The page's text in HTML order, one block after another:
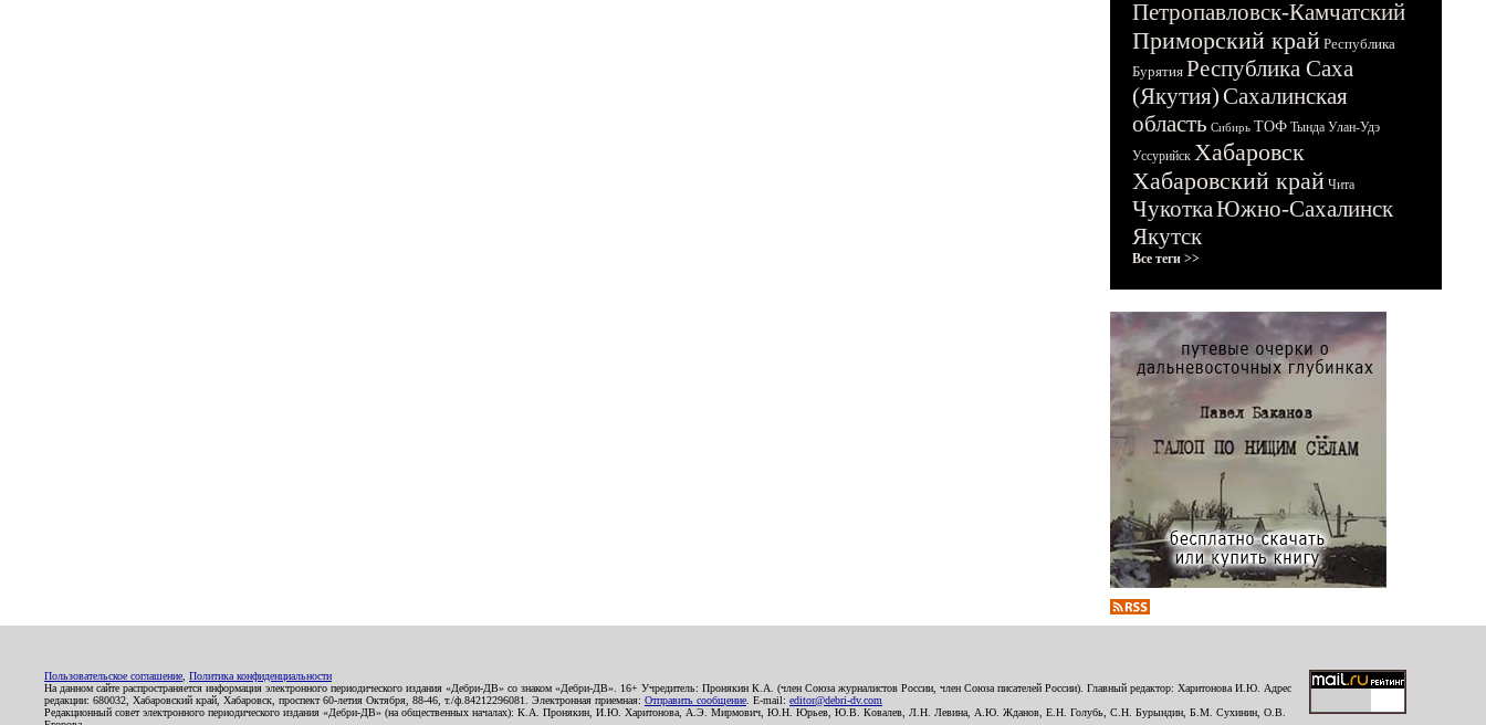
Петропавловск-Камчатский
Приморский край Республика
Бурятия Республика Саха
(Якутия)Сахалинская
область Сибирь ТОФ Тында Улан-Удэ
Уссурийск Хабаровск
Хабаровский край Чита
ЧукоткаЮжно-Сахалинск
Якутск
Все теги >>
Пользовательское соглашение Политика конфиденциальности
На данном сайте распространяется информация электронного периодического издания «Дебри-ДВ» со знаком «Дебри-ДВ». 16+ Учредитель: Пронякин К.А. (член Союза журналистов России, член Союза писателей России). Главный редактор: Харитонова И.Ю. Адрес
редакции: 680032, Хабаровский край, Хабаровск, проспект 60-летия Октября, 88-46, т./ф.84212296081. Электронная приемная: Отправить сообщение . E-mail: editor@debri-dv.com
Редакционный совет электронного периодического издания «Дебри-ДВ» (на общественных началах): К.А. Пронякин, И.Ю. Харитонова, А.Э. Мирмович, Ю.Н. Юрьев, Ю.В. Ковалев, Л.Н. Левина, А.Ю. Жданов, Е.Н. Голубь, С.Н. Бурындин, Б.М. Сухинин, О.В.